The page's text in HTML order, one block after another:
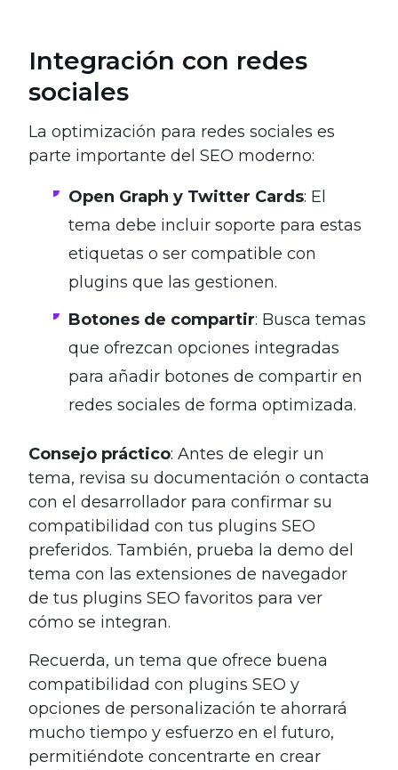
Integración con redes
sociales
La optimización para redes sociales es
parte importante del SEO moderno:
Open Graph y Twitter Cards: El
tema debe incluir soporte para estas
etiquetas o ser compatible con
plugins que las gestionen.
Botones de compartir: Busca temas
que ofrezcan opciones integradas
para añadir botones de compartir en
redes sociales de forma optimizada.
Consejo práctico: Antes de elegir un
tema, revisa su documentación o contacta
con el desarrollador para confirmar su
compatibilidad con tus plugins SEO
preferidos. También, prueba la demo del
tema con las extensiones de navegador
de tus plugins SEO favoritos para ver
cómo se integran.
Recuerda, un tema que ofrece buena
compatibilidad con plugins SEO y
opciones de personalización te ahorrará
mucho tiempo y esfuerzo en el futuro,
permitiéndote concentrarte en crear